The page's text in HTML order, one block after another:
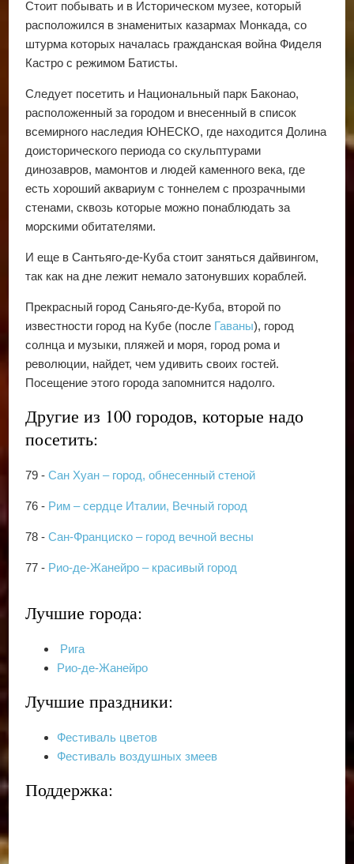
Стоит побывать и в Историческом музее, который
расположился в знаменитых казармах Монкада, со
штурма которых началась гражданская война Фиделя
Кастро с режимом Батисты.
Следует посетить и Национальный парк Баконао,
расположенный за городом и внесенный в список
всемирного наследия ЮНЕСКО, где находится Долина
доисторического периода со скульптурами
динозавров, мамонтов и людей каменного века, где
есть хороший аквариум с тоннелем с прозрачными
стенами, сквозь которые можно понаблюдать за
морскими обитателями.
И еще в Сантьяго-де-Куба стоит заняться дайвингом,
так как на дне лежит немало затонувших кораблей.
Прекрасный город Саньяго-де-Куба, второй по
известности город на Кубе (после Гаваны), город
солнца и музыки, пляжей и моря, город рома и
революции, найдет, чем удивить своих гостей.
Посещение этого города запомнится надолго.
Другие из 100 городов, которые надо
посетить:
79 -Сан Хуан – город, обнесенный стеной
76 - Рим – сердце Италии, Вечный город
78 -Сан-Франциско – город вечной весны
77 - Рио-де-Жанейро – красивый город
Лучшие города:
Рига
Рио-де-Жанейро
Лучшие праздники:
Фестиваль цветов
Фестиваль воздушных змеев
Поддержка: